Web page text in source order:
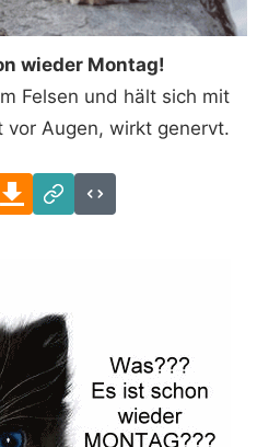
wieder Montag!
Felsen und hält sich mit
vor Augen, wirkt genervt.
WhatsAppDownload
Link
Code